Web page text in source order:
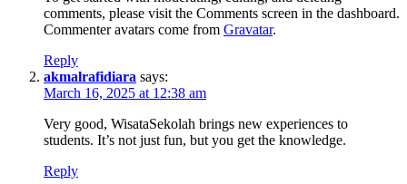
comments, please visit the Comments screen in the dashboard.
Commenter avatars come from Gravatar.
Reply
akmalrafidiara says:
March 16, 2025 at 12:38 am
Very good, WisataSekolah brings new experiences to
students. It’s not just fun, but you get the knowledge.
Reply